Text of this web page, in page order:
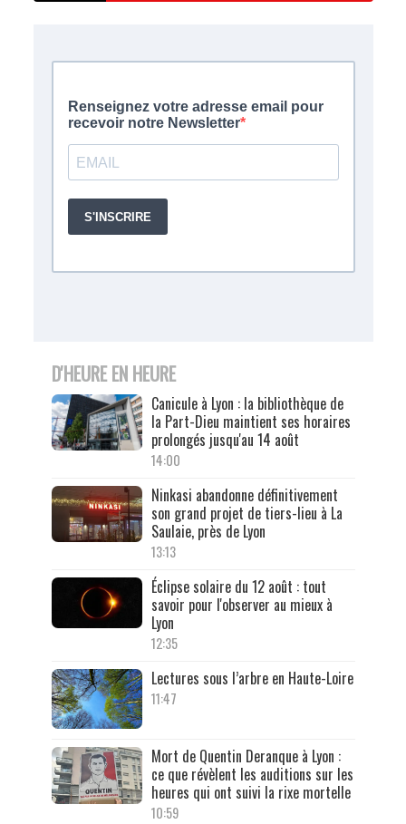
D'HEURE EN HEURE
Canicule à Lyon : la bibliothèque de
la Part-Dieu maintient ses horaires
prolongés jusqu'au 14 août
14:00
Ninkasi abandonne définitivement
son grand projet de tiers-lieu à La
Saulaie, près de Lyon
13:13
Éclipse solaire du 12 août : tout
savoir pour l'observer au mieux à
Lyon
12:35
Lectures sous l’arbre en Haute-Loire
11:47
Mort de Quentin Deranque à Lyon :
ce que révèlent les auditions sur les
heures qui ont suivi la rixe mortelle
10:59